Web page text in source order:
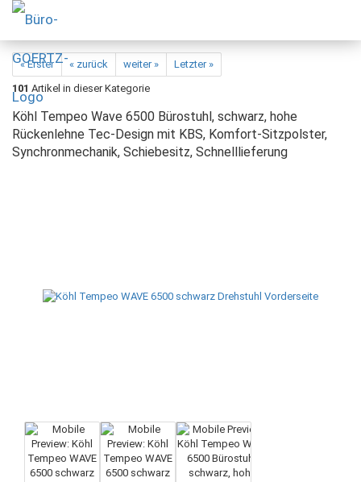
« Erster « zurück weiter »
Letzter »
101 Artikel in dieser Kategorie
Köhl Tempeo Wave 6500 Bürostuhl, schwarz, hohe
Rückenlehne Tec-Design mit KBS, Komfort-Sitzpolster,
Synchronmechanik, Schiebesitz, Schnelllieferung